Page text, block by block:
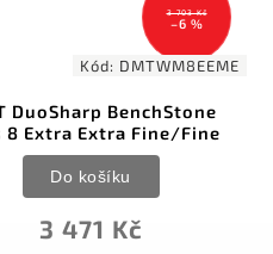
804 Kč
–20 %
Kód:LSS9S
Lansky Steel Sharp Stick 9in
640 Kč
Do košíku